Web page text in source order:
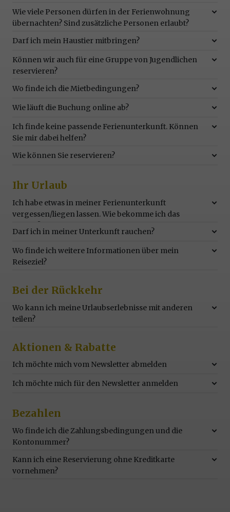
Wie viele Personen dürfen in der Ferienwohnung
übernachten? Sind zusätzliche Personen erlaubt?
Darf ich mein Haustier mitbringen?
Können wir auch für eine Gruppe von Jugendlichen
reservieren?
Wo finde ich die Mietbedingungen?
Wie läuft die Buchung online ab?
Ich finde keine passende Ferienunterkunft. Können
Sie mir dabei helfen?
Wie können Sie reservieren?
Ihr Urlaub
Ich habe etwas in meiner Ferienunterkunft
vergessen/liegen lassen. Wie bekomme ich das
Darf ich in meiner Unterkunft rauchen?
Wo finde ich weitere Informationen über mein
Reiseziel?
Bei der Rückkehr
Wo kann ich meine Urlaubserlebnisse mit anderen
teilen?
Aktionen & Rabatte
Ich möchte mich vom Newsletter abmelden
Ich möchte mich für den Newsletter anmelden
Bezahlen
Wo finde ich die Zahlungsbedingungen und die
Kontonummer?
Kann ich eine Reservierung ohne Kreditkarte
vornehmen?